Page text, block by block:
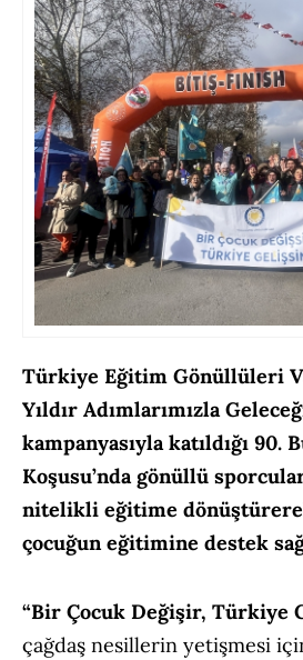
Türkiye Eğitim Gönüllüleri
Yıldır Adımlarımızla
kampanyasıyla katıldığı 90.
Koşusu’nda gönüllü
nitelikli eğitime
çocuğun eğitimine destek
“Bir Çocuk Değişir, Türkiye
çağdaş nesillerin yetişmesi